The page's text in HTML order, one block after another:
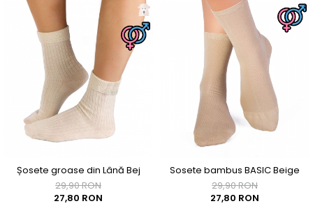
Șosete groase din Lână Bej
29,90 RON
27,80 RON
Sosete bambus BASIC Beige
29,90 RON
27,80 RON